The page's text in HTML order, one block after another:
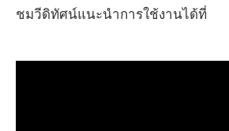
ชมวีดิทัศน์แนะนำการใช้งานได้ที่